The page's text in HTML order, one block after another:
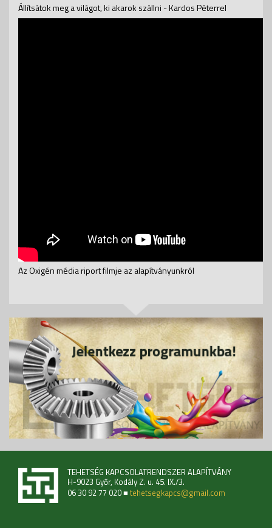
Állítsátok meg a világot, ki akarok szállni - Kardos Péterrel
Az Oxigén média riport filmje az alapítványunkról
TEHETSÉG KAPCSOLATRENDSZER ALAPÍTVÁNY
H-9023 Győr, Kodály Z. u. 45. IX./3.
06 30 92 77 020 ■ tehetsegkapcs@gmail.com